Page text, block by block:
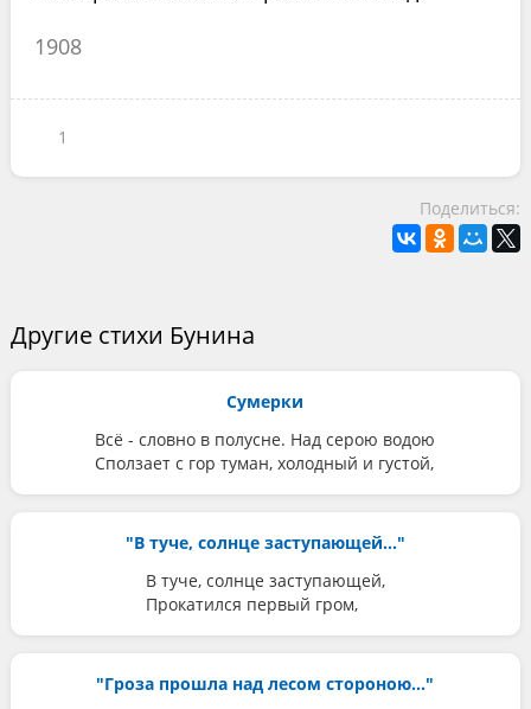
1908
1
Поделиться:
Другие стихи Бунина
Сумерки
Всё - словно в полусне. Над серою водою
Сползает с гор туман, холодный и густой,
"В туче, солнце заступающей..."
В туче, солнце заступающей,
Прокатился первый гром,
"Гроза прошла над лесом стороною..."